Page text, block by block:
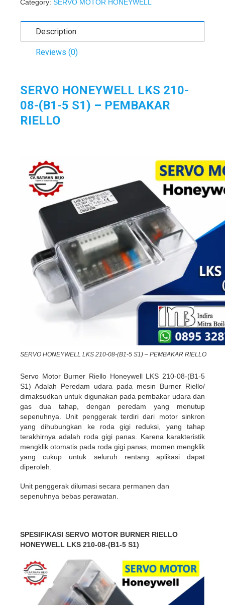
Category: SERVO MOTOR HONEYWELL
Description
Reviews (0)
SERVO HONEYWELL LKS 210-
08-(B1-5 S1) – PEMBAKAR
RIELLO
SERVO HONEYWELL LKS 210-08-(B1-5 S1) – PEMBAKAR RIELLO
Servo Motor Burner Riello Honeywell LKS 210-08-(B1-5
S1) Adalah Peredam udara pada mesin Burner Riello/
dimaksudkan untuk digunakan pada pembakar udara dan
gas dua tahap, dengan peredam yang menutup
sepenuhnya. Unit penggerak terdiri dari motor sinkron
yang dihubungkan ke roda gigi reduksi, yang tahap
terakhirnya adalah roda gigi panas. Karena karakteristik
mengklik otomatis pada roda gigi panas, momen mengklik
yang cukup untuk seluruh rentang aplikasi dapat
diperoleh.
Unit penggerak dilumasi secara permanen dan
sepenuhnya bebas perawatan.
SPESIFIKASI SERVO MOTOR BURNER RIELLO
HONEYWELL LKS 210-08-(B1-5 S1)